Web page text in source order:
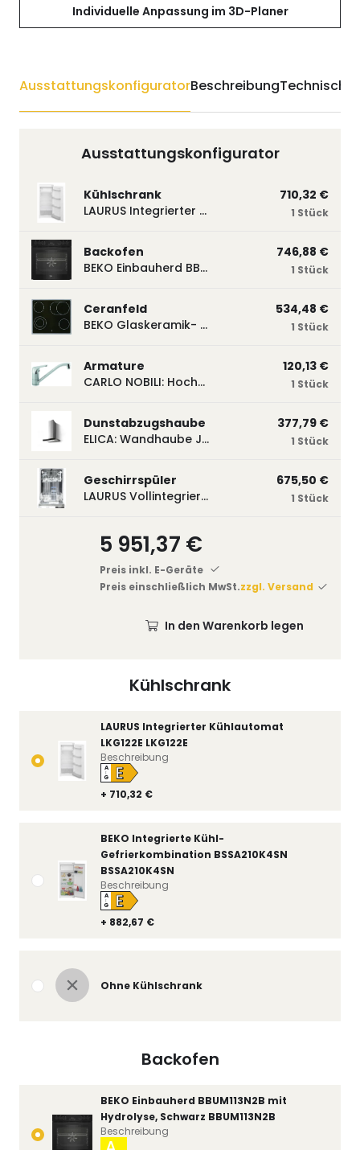
Individuelle Anpassung im 3D-Planer
AusstattungskonfiguratorBeschreibungTechnische
Kühlschrank
LAURUS Integrierter Kühlautomat
LKG122E LKG122E
+ 710,32 €
A
↑
G E
Beschreibung
BEKO Integrierte Kühl-
Gefrierkombination BSSA210K4SN
BSSA210K4SN
+ 882,67 €
A
↑
G E
Beschreibung
Ohne Kühlschrank
Backofen
BEKO Einbauherd BBUM113N2B mit
Hydrolyse, Schwarz BBUM113N2B
Beschreibung
Ausstattungskonfigurator
Kühlschrank
LAURUS Integrierter Kühlautomat LKG122E LKG122E
710,32 €
1 Stück
Backofen
BEKO Einbauherd BBUM113N2B mit Hydrolyse, Schwarz BBUM113N2B
746,88 €
1 Stück
Ceranfeld
BEKO Glaskeramik- Strahlungskochfeld EH 9641 XHN, herdgebunden EH9641XHN
534,48 €
1 Stück
Armature
CARLO NOBILI: Hochdruck- Einhebelmischbatterie Blue, Mischbatterie verchromt 17770
120,13 €
1 Stück
Dunstabzugshaube
ELICA: Wandhaube JOYE 60-A,600 mm breit Edelstahl JOYE60A
377,79 €
1 Stück
Geschirrspüler
LAURUS Vollintegrierter Geschirrspüler LSV45-3, 450 mm breit, 3 Programme LSV45-3
675,50 €
1 Stück
5 951,37 €
Preis inkl. E-Geräte
Preis einschließlich MwSt.zzgl. Versand
In den Warenkorb legen